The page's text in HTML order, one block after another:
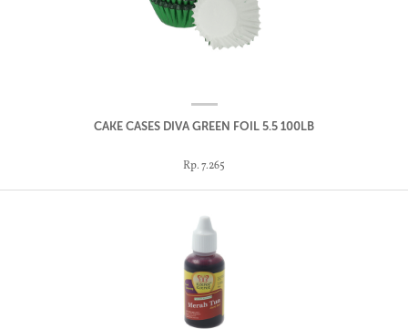
CAKE CASES DIVA GREEN FOIL 5.5 100LB
Rp. 7.265